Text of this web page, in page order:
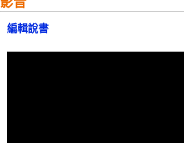
◎占兆者（藍色氣場）：透過有機物
◎靈感者（綠色氣場）：透過被外靈
編輯說書